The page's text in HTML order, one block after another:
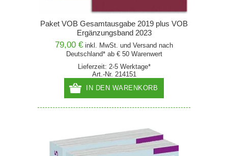
Paket VOB Gesamtausgabe 2019 plus VOB
Ergänzungsband 2023
79,00 € inkl. MwSt. und Versand nach
Deutschland* ab € 50 Warenwert
Lieferzeit: 2-5 Werktage*
Art.-Nr. 214151
IN DEN WARENKORB